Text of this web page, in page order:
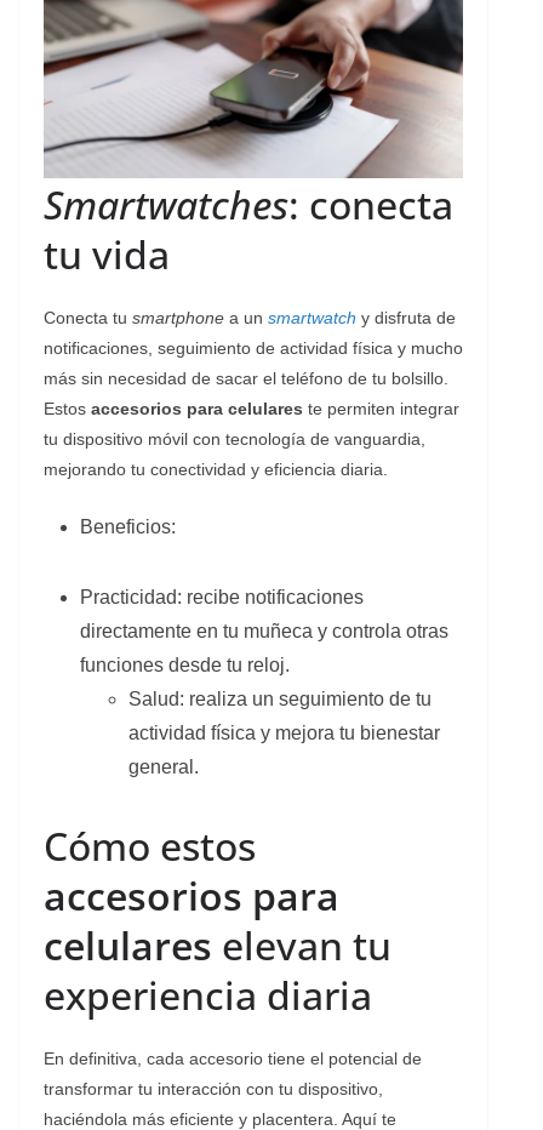
Smartwatches: conecta
tu vida
Conecta tu smartphone a un smartwatch y disfruta de
notificaciones, seguimiento de actividad física y mucho
más sin necesidad de sacar el teléfono de tu bolsillo.
Estos accesorios para celulares te permiten integrar
tu dispositivo móvil con tecnología de vanguardia,
mejorando tu conectividad y eficiencia diaria.
Beneficios:
Practicidad: recibe notificaciones
directamente en tu muñeca y controla otras
funciones desde tu reloj.
Salud: realiza un seguimiento de tu
actividad física y mejora tu bienestar
general.
Cómo estos
accesorios para
celulares elevan tu
experiencia diaria
En definitiva, cada accesorio tiene el potencial de
transformar tu interacción con tu dispositivo,
haciéndola más eficiente y placentera. Aquí te